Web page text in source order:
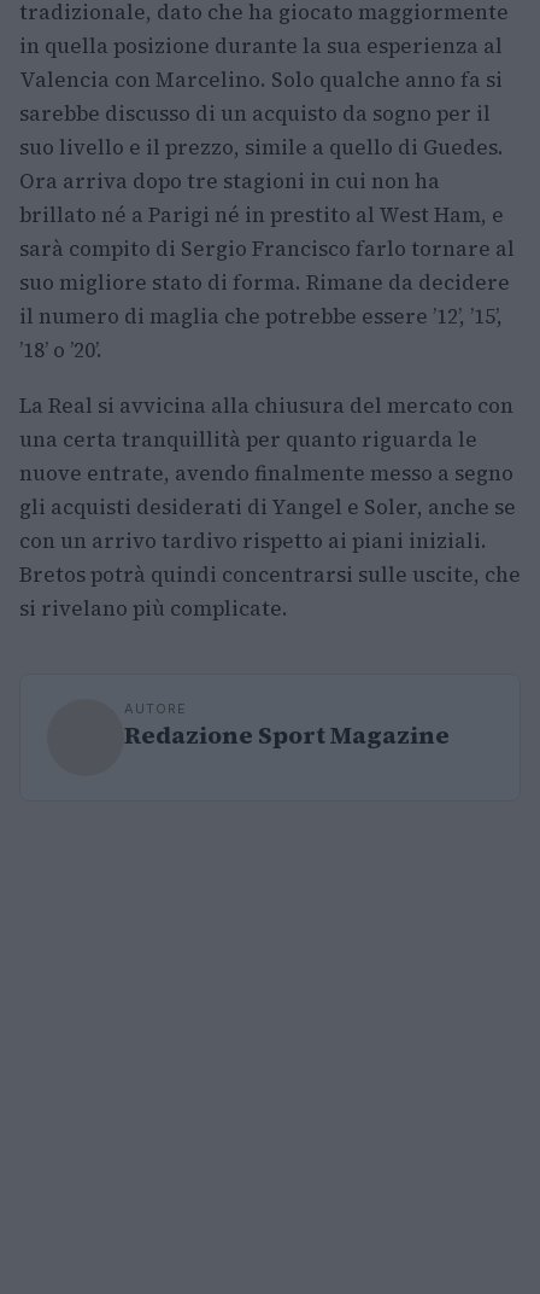
tradizionale, dato che ha giocato maggiormente
in quella posizione durante la sua esperienza al
Valencia con Marcelino. Solo qualche anno fa si
sarebbe discusso di un acquisto da sogno per il
suo livello e il prezzo, simile a quello di Guedes.
Ora arriva dopo tre stagioni in cui non ha
brillato né a Parigi né in prestito al West Ham, e
sarà compito di Sergio Francisco farlo tornare al
suo migliore stato di forma. Rimane da decidere
il numero di maglia che potrebbe essere ’12’, ’15’,
’18’ o ’20’.
La Real si avvicina alla chiusura del mercato con
una certa tranquillità per quanto riguarda le
nuove entrate, avendo finalmente messo a segno
gli acquisti desiderati di Yangel e Soler, anche se
con un arrivo tardivo rispetto ai piani iniziali.
Bretos potrà quindi concentrarsi sulle uscite, che
si rivelano più complicate.
AUTORE
Redazione Sport Magazine